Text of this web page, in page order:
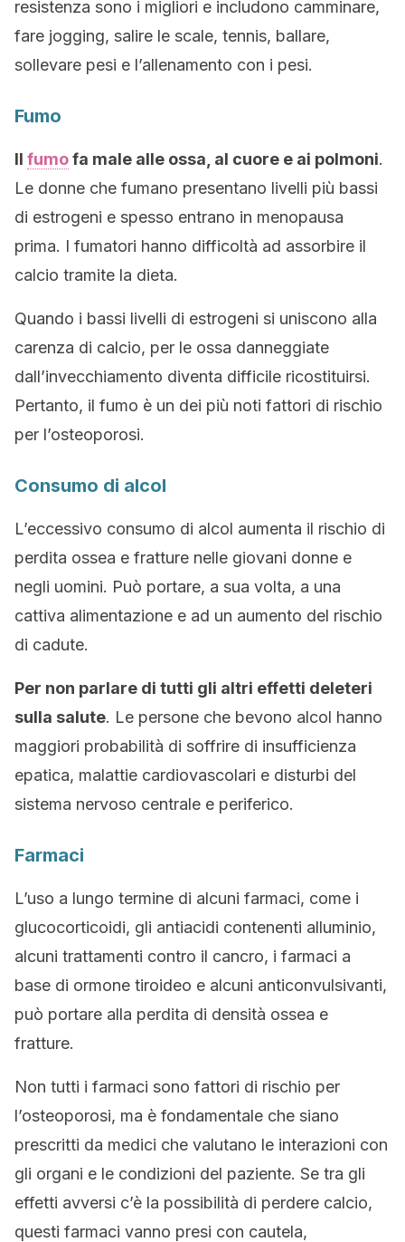
resistenza sono i migliori e includono camminare,
fare jogging, salire le scale, tennis, ballare,
sollevare pesi e l’allenamento con i pesi.
Fumo
Il fumofa male alle ossa, al cuore e ai polmoni.
Le donne che fumano presentano livelli più bassi
di estrogeni e spesso entrano in menopausa
prima. I fumatori hanno difficoltà ad assorbire il
calcio tramite la dieta.
Quando i bassi livelli di estrogeni si uniscono alla
carenza di calcio, per le ossa danneggiate
dall’invecchiamento diventa difficile ricostituirsi.
Pertanto, il fumo è un dei più noti fattori di rischio
per l’osteoporosi.
Consumo di alcol
L’eccessivo consumo di alcol aumenta il rischio di
perdita ossea e fratture nelle giovani donne e
negli uomini. Può portare, a sua volta, a una
cattiva alimentazione e ad un aumento del rischio
di cadute.
Per non parlare di tutti gli altri effetti deleteri
sulla salute. Le persone che bevono alcol hanno
maggiori probabilità di soffrire di insufficienza
epatica, malattie cardiovascolari e disturbi del
sistema nervoso centrale e periferico.
Farmaci
L’uso a lungo termine di alcuni farmaci, come i
glucocorticoidi, gli antiacidi contenenti alluminio,
alcuni trattamenti contro il cancro, i farmaci a
base di ormone tiroideo e alcuni anticonvulsivanti,
può portare alla perdita di densità ossea e
fratture.
Non tutti i farmaci sono fattori di rischio per
l’osteoporosi, ma è fondamentale che siano
prescritti da medici che valutano le interazioni con
gli organi e le condizioni del paziente. Se tra gli
effetti avversi c’è la possibilità di perdere calcio,
questi farmaci vanno presi con cautela,